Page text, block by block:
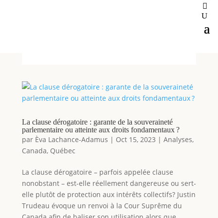
La clause dérogatoire : garante de la souveraineté
parlementaire ou atteinte aux droits fondamentaux ?
par Èva Lachance-Adamus | Oct 15, 2023 | Analyses,
Canada, Québec
La clause dérogatoire – parfois appelée clause
nonobstant – est-elle réellement dangereuse ou sert-
elle plutôt de protection aux intérêts collectifs? Justin
Trudeau évoque un renvoi à la Cour Suprême du